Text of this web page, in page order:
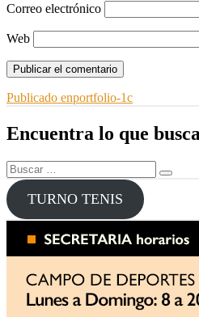
Correo electrónico
Web
Navegación
de
entradas
Publicado enportfolio-1c
Encuentra lo que
Buscar
por:
Buscar
TURNO TENIS